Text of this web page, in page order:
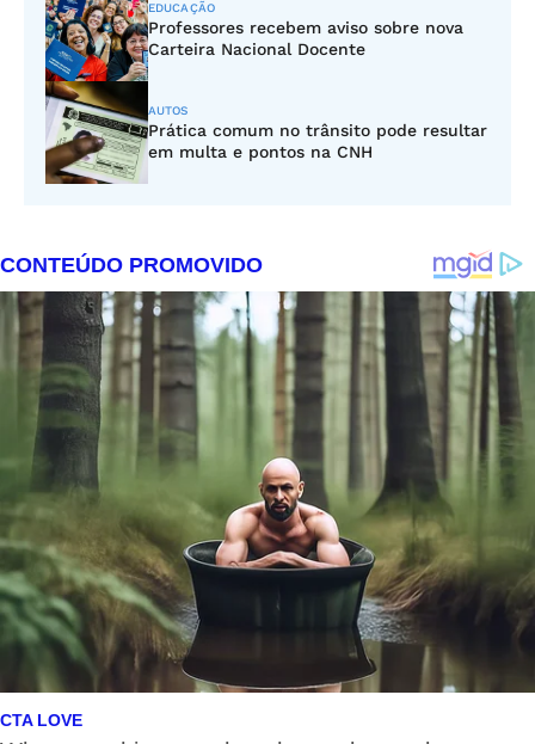
EDUCAÇÃO
Professores recebem aviso sobre nova
Carteira Nacional Docente
AUTOS
Prática comum no trânsito pode resultar
em multa e pontos na CNH